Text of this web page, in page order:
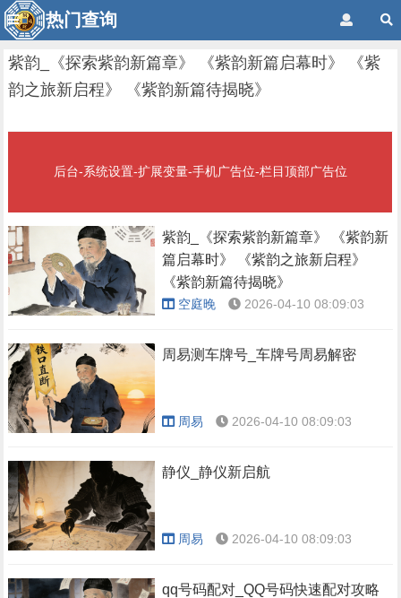
热门查询
紫韵_《探索紫韵新篇章》 《紫韵新篇启幕时》 《紫
韵之旅新启程》 《紫韵新篇待揭晓》
后台-系统设置-扩展变量-手机广告位-栏目顶部广告位
紫韵_《探索紫韵新篇章》 《紫韵新
篇启幕时》 《紫韵之旅新启程》
《紫韵新篇待揭晓》
空庭晚 2026-04-10 08:09:03
周易测车牌号_车牌号周易解密
周易 2026-04-10 08:09:03
静仪_静仪新启航
周易 2026-04-10 08:09:03
qq号码配对_QQ号码快速配对攻略